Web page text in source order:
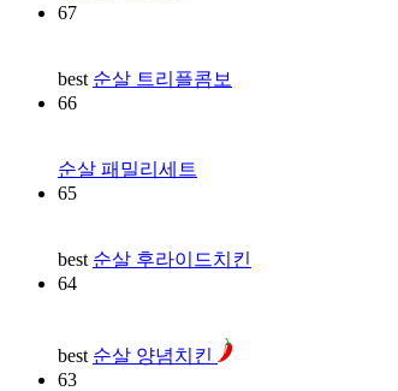
67
best 순살 트리플콤보
66
순살 패밀리세트
65
best 순살 후라이드치킨
64
best 순살 양념치킨
63